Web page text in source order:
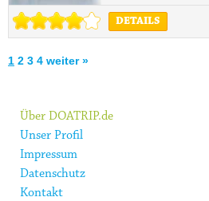
DETAILS
1 2 3 4 weiter »
Über DOATRIP.de
Unser Profil
Impressum
Datenschutz
Kontakt